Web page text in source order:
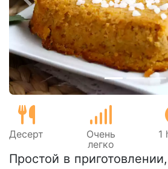
Предыдущий
Десерт
Очень
легко
1
Простой в